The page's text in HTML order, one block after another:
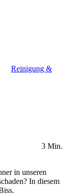
Reinigung &
3 Min.
in unseren
In diesem